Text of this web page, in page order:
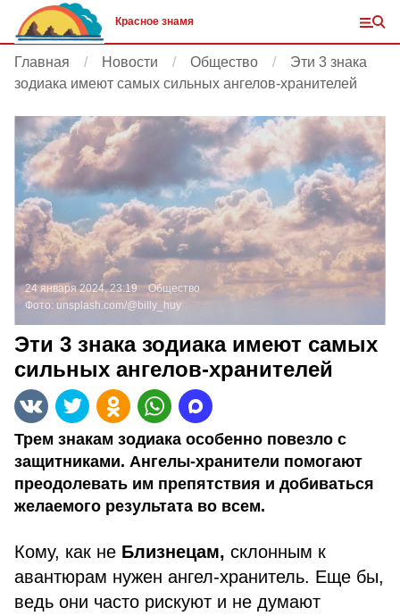
Красное знамя
Главная Новости Общество
Эти 3 знака
зодиака имеют самых сильных ангелов-хранителей
24 января 2024, 23:19
Общество
Фото: unsplash.com/@billy_huy
Эти 3 знака зодиака имеют самых
сильных ангелов-хранителей
Трем знакам зодиака особенно повезло с
защитниками. Ангелы-хранители помогают
преодолевать им препятствия и добиваться
желаемого результата во всем.
Кому, как не Близнецам, склонным к
авантюрам нужен ангел-хранитель. Еще бы,
ведь они часто рискуют и не думают